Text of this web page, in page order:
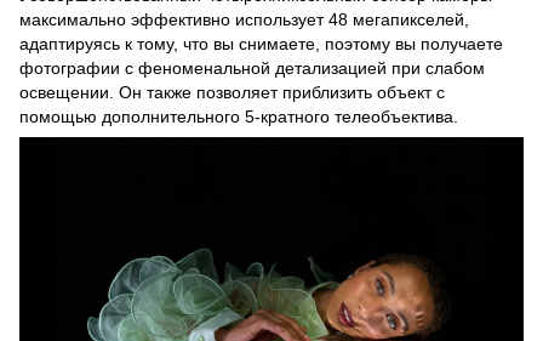
максимально эффективно использует 48 мегапикселей,
адаптируясь к тому, что вы снимаете, поэтому вы получаете
фотографии с феноменальной детализацией при слабом
освещении. Он также позволяет приблизить объект с
помощью дополнительного 5-кратного телеобъектива.